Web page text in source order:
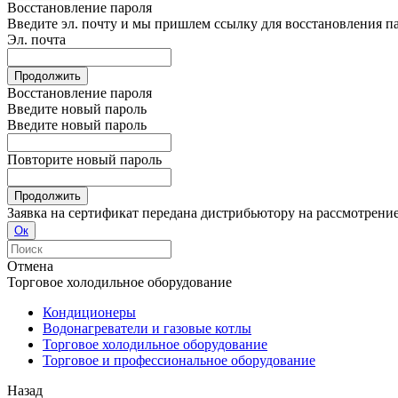
Восстановление пароля
Введите эл. почту и мы пришлем ссылку для восстановления
Эл. почта
Продолжить
Восстановление пароля
Введите новый пароль
Введите новый пароль
Повторите новый пароль
Продолжить
Заявка на сертификат передана дистрибьютору на
Ок
Отмена
Торговое холодильное оборудование
Кондиционеры
Водонагреватели и газовые котлы
Торговое холодильное оборудование
Торговое и профессиональное оборудование
Назад